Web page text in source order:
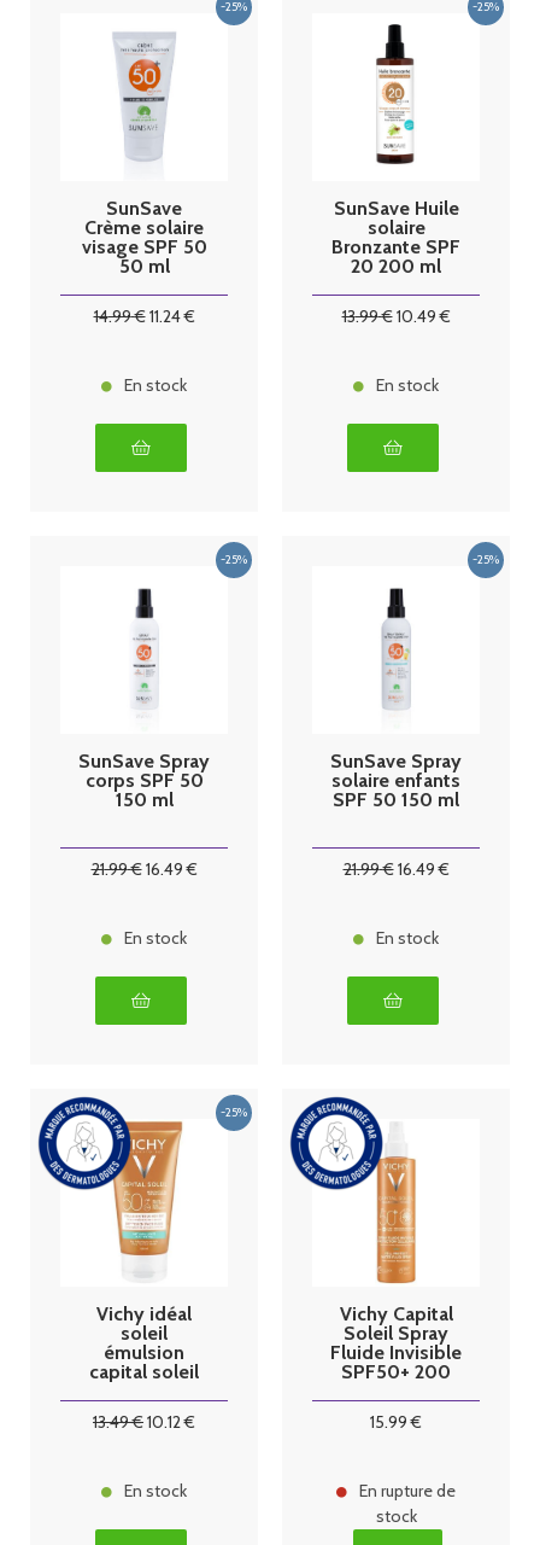
SunSave
Crème solaire
visage SPF 50
50 ml
14.99€11.24€
En stock
SunSave Huile
solaire
Bronzante SPF
20 200 ml
13.99€10.49€
En stock
SunSave Spray
corps SPF 50
150 ml
21.99€16.49€
En stock
SunSave Spray
solaire enfants
SPF 50 150 ml
21.99€16.49€
En stock
Vichy idéal
soleil
émulsion
capital soleil
13.49€10.12€
En stock
Vichy Capital
Soleil Spray
Fluide Invisible
SPF50+ 200
15.99 €
En rupture de
stock